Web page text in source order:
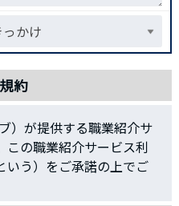
約
）が提供する職業紹介サ
この職業紹介サービス利
いう）をご承諾の上でご